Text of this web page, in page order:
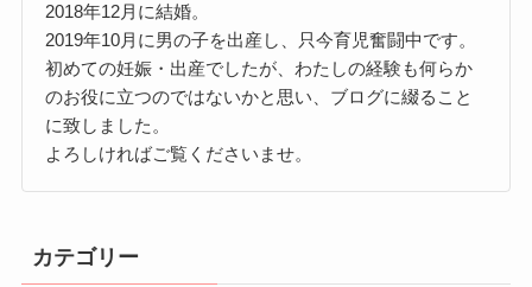
2018年12月に結婚。
2019年10月に男の子を出産し、只今育児奮闘中です。
初めての妊娠・出産でしたが、わたしの経験も何らか
のお役に立つのではないかと思い、ブログに綴ること
に致しました。
よろしければご覧くださいませ。
カテゴリー